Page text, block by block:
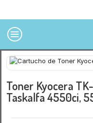
Toner Kyocera
Taskalfa 4550ci,